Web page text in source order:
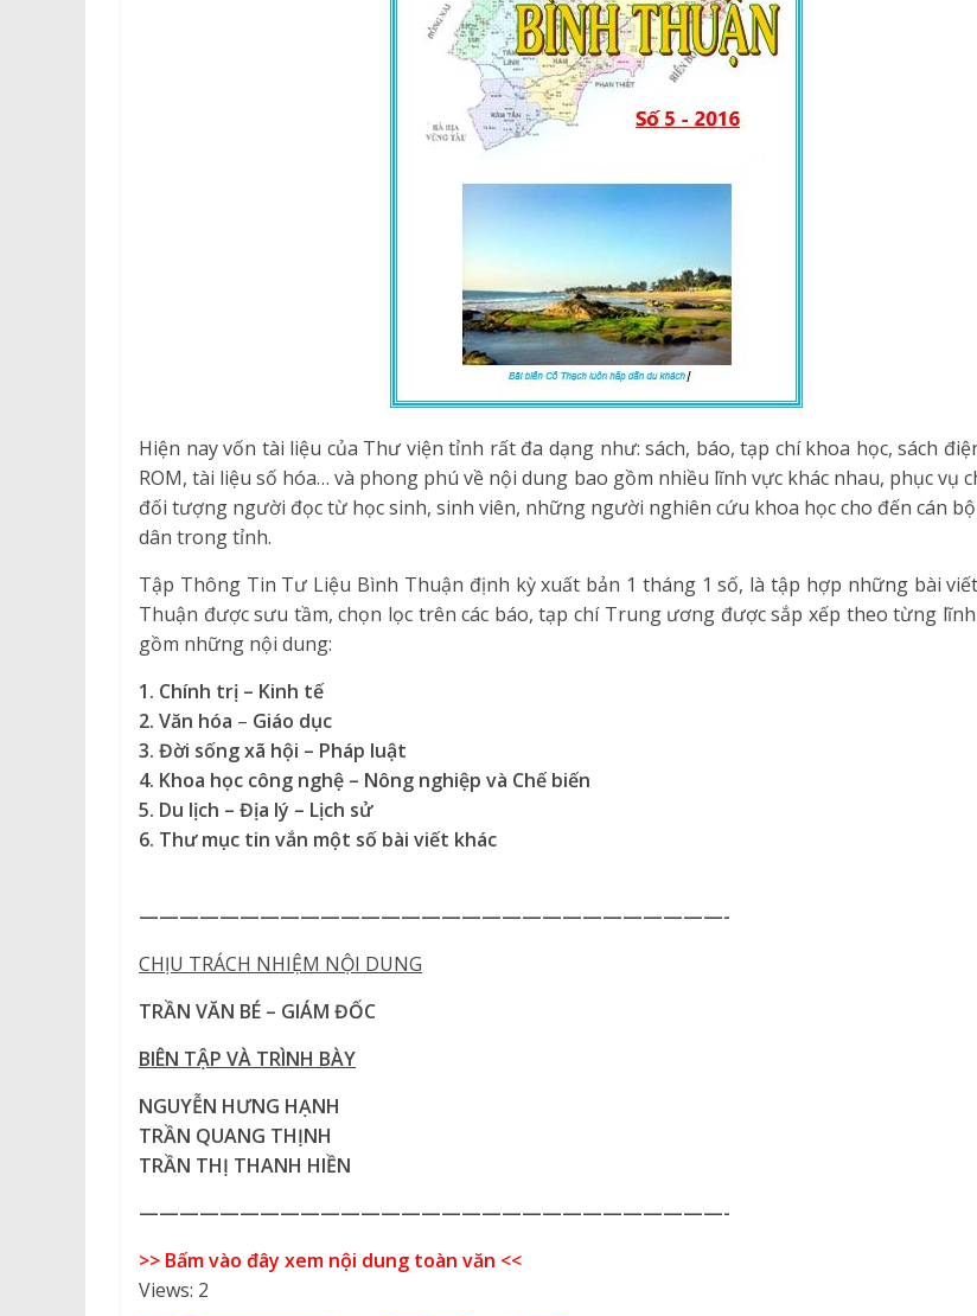
Hiện nay vốn tài liệu của Thư viện tỉnh rất đa dạng như: sách, báo, tạp chí khoa học, sách
ROM, tài liệu số hóa… và phong phú về nội dung bao gồm nhiều lĩnh vực khác nhau, phục vụ
đối tượng người đọc từ học sinh, sinh viên, những người nghiên cứu khoa học cho đến cán
dân trong tỉnh.
Tập Thông Tin Tư Liệu Bình Thuận định kỳ xuất bản 1 tháng 1 số, là tập hợp những bài
Thuận được sưu tầm, chọn lọc trên các báo, tạp chí Trung ương được sắp xếp theo từng
gồm những nội dung:
1. Chính trị – Kinh tế
2. Văn hóa – Giáo dục
3. Đời sống xã hội – Pháp luật
4. Khoa học công nghệ – Nông nghiệp và Chế biến
5. Du lịch – Địa lý – Lịch sử
6. Thư mục tin vắn một số bài viết khác
—————————————————————————————-
CHỊU TRÁCH NHIỆM NỘI DUNG
TRẦN VĂN BÉ – GIÁM ĐỐC
BIÊN TẬP VÀ TRÌNH BÀY
NGUYỄN HƯNG HẠNH
TRẦN QUANG THỊNH
TRẦN THỊ THANH HIỀN
—————————————————————————————-
>> Bấm vào đây xem nội dung toàn văn <<
Views: 2